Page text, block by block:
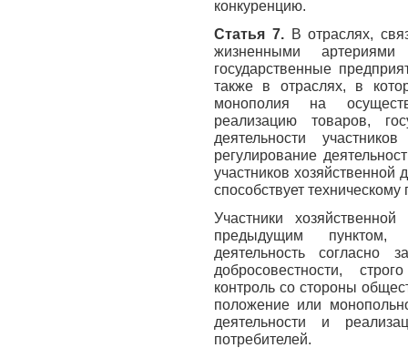
конкуренцию.
Статья 7. В отраслях,
жизненными
государственные
также в отраслях, в
монополия на
реализацию товаров,
деятельности
регулирование
участников хозяйственной
способствует техническому
Участники
предыдущим пунктом,
деятельность
добросовестности,
контроль со стороны
положение или
деятельности и
потребителей.